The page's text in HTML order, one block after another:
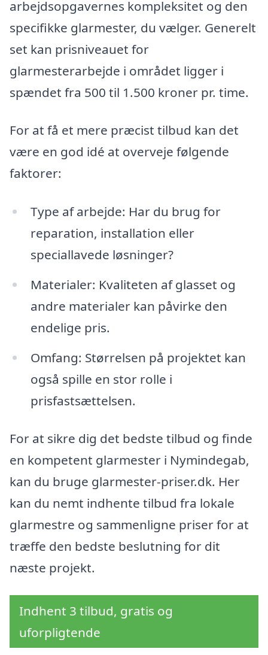
arbejdsopgavernes kompleksitet og den
specifikke glarmester, du vælger. Generelt
set kan prisniveauet for
glarmesterarbejde i området ligger i
spændet fra 500 til 1.500 kroner pr. time.
For at få et mere præcist tilbud kan det
være en god idé at overveje følgende
faktorer:
Type af arbejde: Har du brug for
reparation, installation eller
speciallavede løsninger?
Materialer: Kvaliteten af glasset og
andre materialer kan påvirke den
endelige pris.
Omfang: Størrelsen på projektet kan
også spille en stor rolle i
prisfastsættelsen.
For at sikre dig det bedste tilbud og finde
en kompetent glarmester i Nymindegab,
kan du bruge glarmester-priser.dk. Her
kan du nemt indhente tilbud fra lokale
glarmestre og sammenligne priser for at
træffe den bedste beslutning for dit
næste projekt.
Indhent 3 tilbud, gratis og
uforpligtende